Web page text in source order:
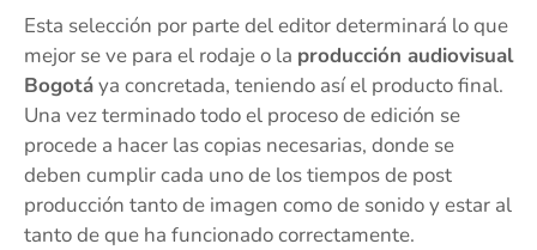
Esta selección por parte del editor determinará lo que
mejor se ve para el rodaje o la producción audiovisual
Bogotáya concretada, teniendo así el producto final.
Una vez terminado todo el proceso de edición se
procede a hacer las copias necesarias, donde se
deben cumplir cada uno de los tiempos de post
producción tanto de imagen como de sonido y estar al
tanto de que ha funcionado correctamente.